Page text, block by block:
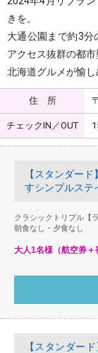
きを。
大通公園まで約3分
アクセス抜群の都市
北海道グルメが愉し
住 所
チェックIN／OUT
【スタンダー
すシンプルステ
クラシックトリプル【
朝食なし・夕食なし
大人1名様（航空券＋
【スタンダー